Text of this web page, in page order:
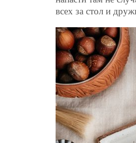
всех за стол и